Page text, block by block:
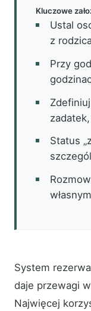
Kluczowe
Ustal
z
Przy
Status
System
daje przewagi
Najwięcej